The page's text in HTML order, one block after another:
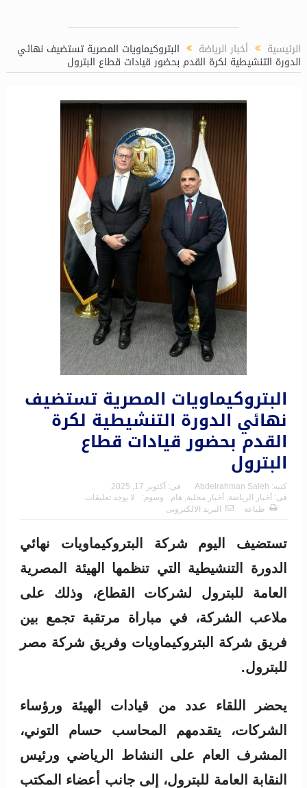
الرئيسية أخبار الرياضة البتروكيماويات المصرية تستضيف نهائي
الدورة التنشيطية لكرة القدم بحضور قيادات قطاع البترول
البتروكيماويات المصرية تستضيف
نهائي الدورة التنشيطية لكرة
القدم بحضور قيادات قطاع
البترول
كتبه: Abdelrahman Saleh فى: أكتوبر 17, 2025
فى: أخبار الرياضة أخبار محلية هام وسوم:
لا يوجد تعليقات
طباعة
البريد الالكترونى
تستضيف اليوم شركة البتروكيماويات نهائي
الدورة التنشيطية التي تنظمها الهيئة المصرية
العامة للبترول لشركات القطاع، وذلك على
ملاعب الشركة، في مباراة مرتقبة تجمع بين
فريق شركة البتروكيماويات وفريق شركة مصر
للبترول.
يحضر اللقاء عدد من قيادات الهيئة ورؤساء
الشركات، يتقدمهم المحاسب حسام التوني،
المشرف العام على النشاط الرياضي ورئيس
النقابة العامة للبترول، إلى جانب أعضاء المكتب